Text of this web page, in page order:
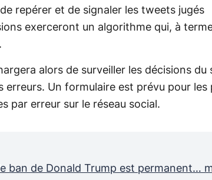
repérer et de signaler les tweets jugés
exerceront un algorithme qui, à
alors de surveiller les décisions du
erreurs. Un formulaire est prévu pour les
par erreur sur le réseau social.
ban de Donald Trump est permanent…